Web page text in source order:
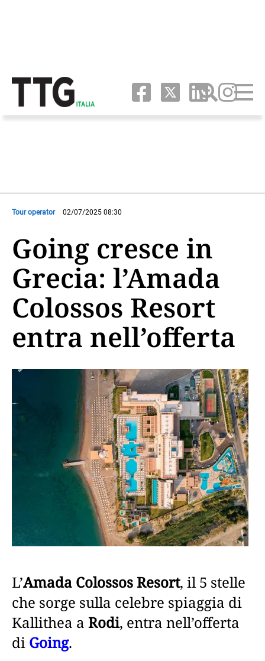
Tour operator 02/07/2025 08:30
Going cresce in
Grecia: l’Amada
Colossos Resort
entra nell’offerta
L’Amada Colossos Resort, il 5 stelle
che sorge sulla celebre spiaggia di
Kallithea a Rodi, entra nell’offerta
di Going.